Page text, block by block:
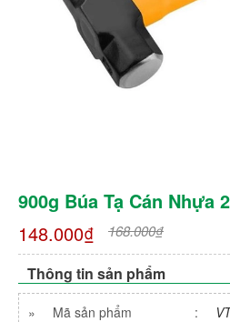
900g Búa Tạ Cán Nhựa
148.000₫
168.000₫
Thông tin sản phẩm
» Mã sản phẩm :